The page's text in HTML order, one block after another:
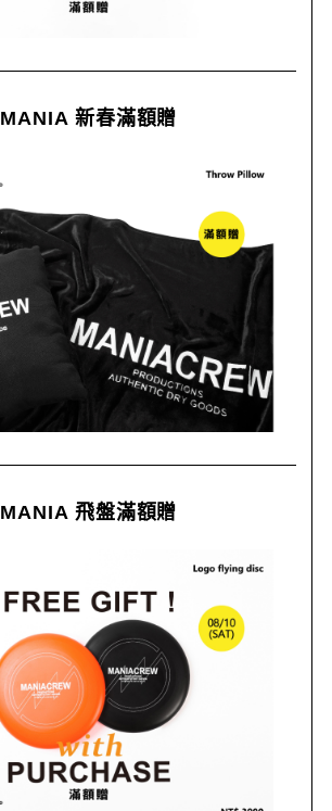
MANIA 新春滿額贈
MANIA 飛盤滿額贈